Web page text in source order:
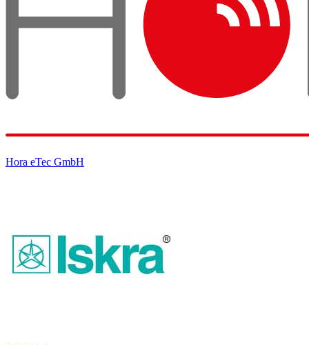
Hora eTec GmbH